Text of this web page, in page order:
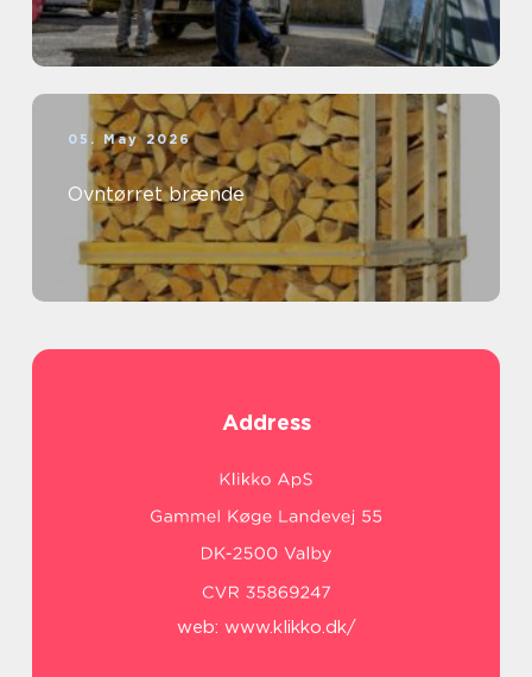
05. May 2026
Ovntørret brænde
Address
web: www.klikko.dk/